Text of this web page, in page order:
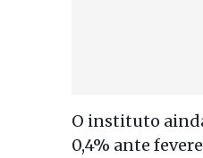
O instituto
0,4% ante